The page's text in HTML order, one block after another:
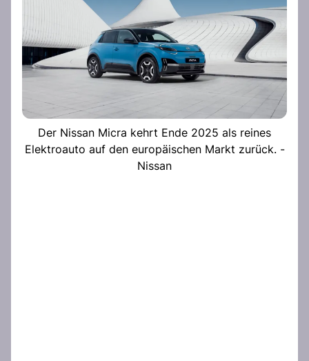
Der Nissan Micra kehrt Ende 2025 als reines
Elektroauto auf den europäischen Markt zurück. -
Nissan